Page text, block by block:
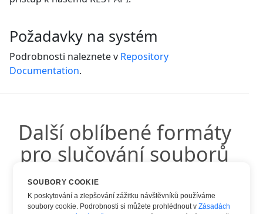
Požadavky na systém
Podrobnosti naleznete v Repository
Documentation.
Další oblíbené formáty
pro slučování souborů
Můžete použít další oblíbené formáty:
SOUBORY COOKIE
K poskytování a zlepšování zážitku návštěvníků používáme
soubory cookie. Podrobnosti si můžete prohlédnout vZásadách